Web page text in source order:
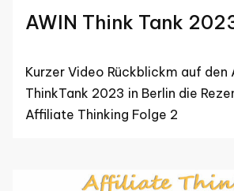
AWIN Think Tank
Kurzer Video Rückblickm auf den
ThinkTank 2023 in Berlin die
Affiliate Thinking Folge 2